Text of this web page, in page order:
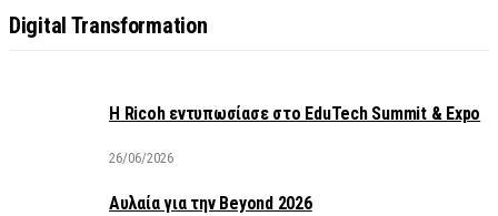
Digital Transformation
Η Ricoh εντυπωσίασε στο EduTech Summit & Expo
26/06/2026
Αυλαία για την Beyond 2026